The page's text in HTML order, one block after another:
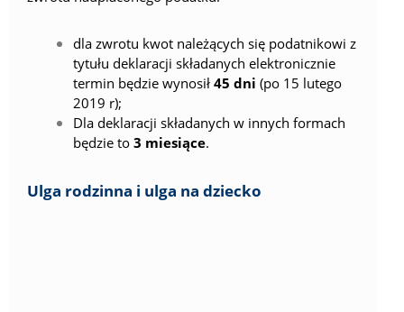
dla zwrotu kwot należących się podatnikowi z
tytułu deklaracji składanych elektronicznie
termin będzie wynosił 45 dni (po 15 lutego
2019 r);
Dla deklaracji składanych w innych formach
będzie to 3 miesiące.
Ulga rodzinna i ulga na dziecko